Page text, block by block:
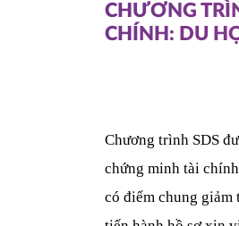
CHƯƠNG
CHÍNH: DU
Chương trình SDS
chứng minh tài
có điểm chung